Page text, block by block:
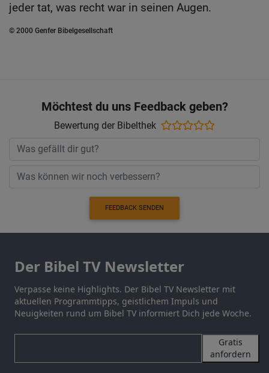
jeder tat, was recht war in seinen Augen.
© 2000 Genfer Bibelgesellschaft
Möchtest du uns Feedback geben?
Bewertung der Bibelthek
FEEDBACK SENDEN
Der Bibel TV Newsletter
Verpasse keine Highlights. Der Bibel TV Newsletter mit
aktuellen Programmtipps, geistlichem Impuls und
Neuigkeiten rund um Bibel TV informiert Dich jede Woche.
Gratis
anfordern